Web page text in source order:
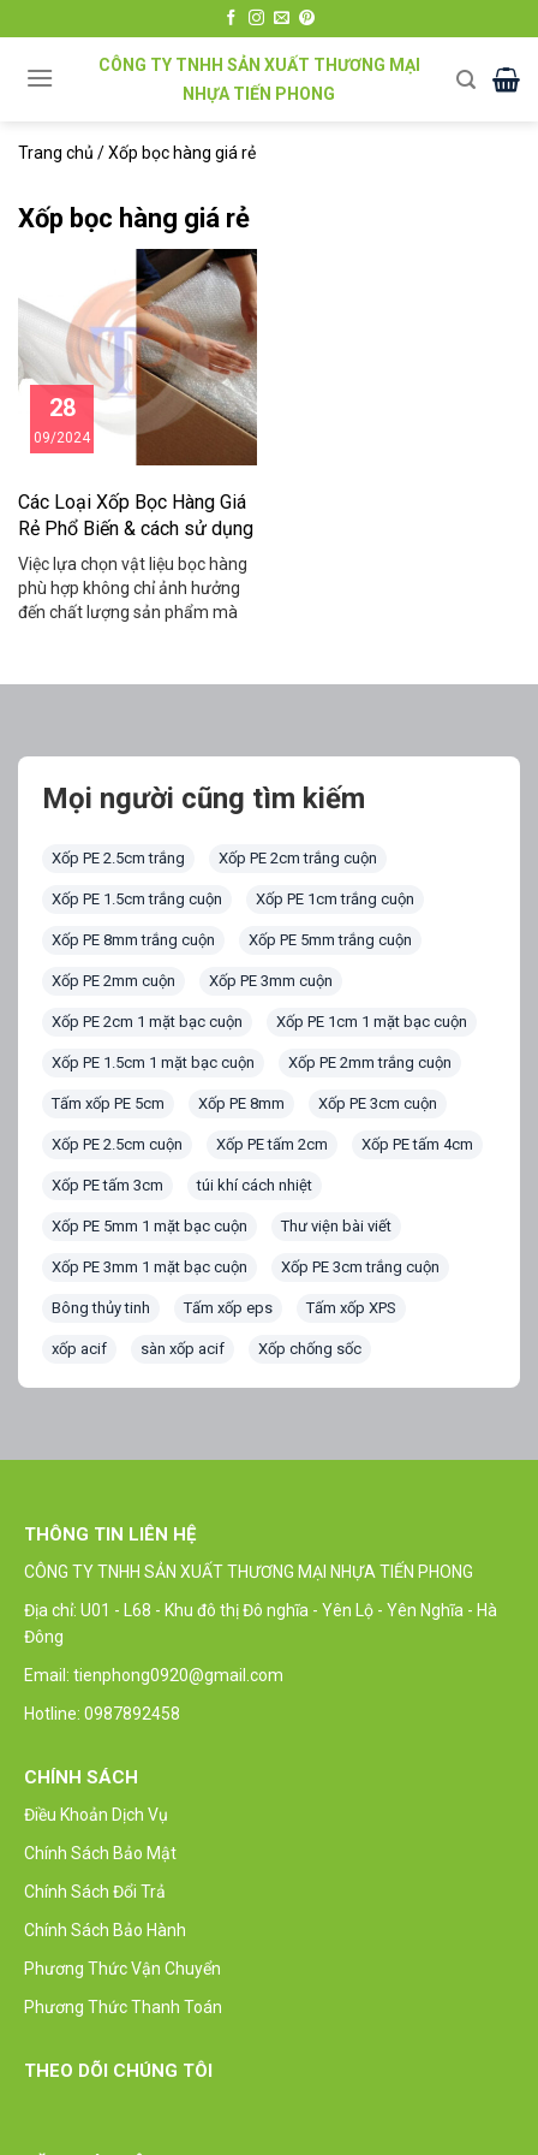
đến
CÔNG TY TNHH SẢN XUẤT THƯƠNG MẠI
NHỰA TIẾN PHONG
Trang chủ /Xốp bọc hàng giá rẻ
Xốp bọc hàng giá rẻ
28
09/2024
Các Loại Xốp Bọc Hàng Giá
Rẻ Phổ Biến & cách sử dụng
Việc lựa chọn vật liệu bọc hàng
phù hợp không chỉ ảnh hưởng
đến chất lượng sản phẩm mà
bọc hàng hiện có trên thị
với môi trường, […]
Mọi người cũng tìm kiếm
Xốp PE 2.5cm trắng Xốp PE 2cm trắng cuộn
Xốp PE 1.5cm trắng cuộn Xốp PE 1cm trắng cuộn
Xốp PE 8mm trắng cuộn Xốp PE 5mm trắng cuộn
Xốp PE 2mm cuộn Xốp PE 3mm cuộn
Xốp PE 2cm 1 mặt bạc cuộn Xốp PE 1cm 1 mặt bạc cuộn
Xốp PE 1.5cm 1 mặt bạc cuộn Xốp PE 2mm trắng cuộn
Tấm xốp PE 5cm Xốp PE 8mm Xốp PE 3cm cuộn
Xốp PE 2.5cm cuộn Xốp PE tấm 2cm Xốp PE tấm 4cm
Xốp PE tấm 3cm túi khí cách nhiệt
Xốp PE 5mm 1 mặt bạc cuộn Thư viện bài viết
Xốp PE 3mm 1 mặt bạc cuộn Xốp PE 3cm trắng cuộn
Bông thủy tinh Tấm xốp eps Tấm xốp XPS
xốp acif sàn xốp acif Xốp chống sốc
THÔNG TIN LIÊN HỆ
CÔNG TY TNHH SẢN XUẤT THƯƠNG MẠI NHỰA TIẾN PHONG
Địa chỉ: U01 - L68 - Khu đô thị Đô nghĩa - Yên Lộ - Yên Nghĩa - Hà
Đông
Email: tienphong0920@gmail.com
Hotline: 0987892458
CHÍNH SÁCH
Điều Khoản Dịch Vụ
Chính Sách Bảo Mật
Chính Sách Đổi Trả
Chính Sách Bảo Hành
Phương Thức Vận Chuyển
Phương Thức Thanh Toán
THEO DÕI CHÚNG TÔI